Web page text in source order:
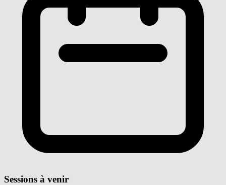
Sessions à venir